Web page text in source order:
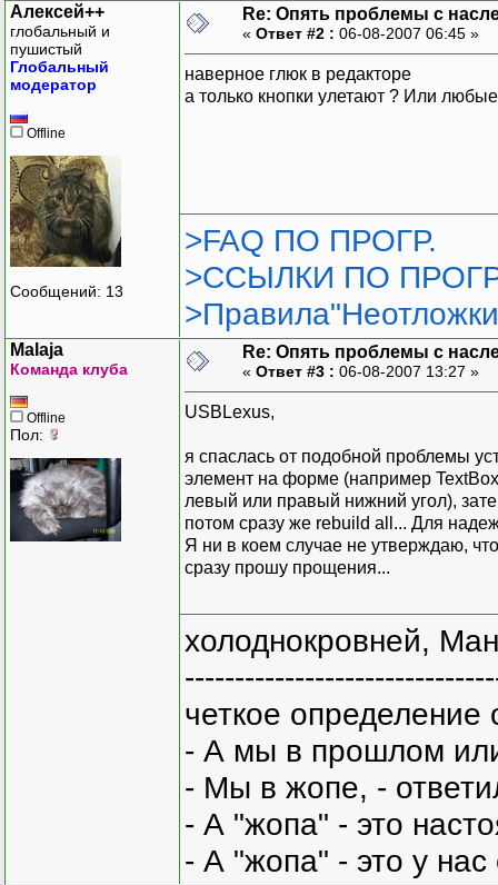
Алексей++
глобальный и
пушистый
Глобальный
модератор
Offline
Сообщений: 13
Re: Опять проблемы с
« Ответ #2 : 06-08-2007 06:45 »
наверное глюк в редакторе
а только кнопки улетают ? Или
>FAQ ПО ПРОГР.
>ССЫЛКИ ПО
Malaja
Команда клуба
Offline
Пол:
Re: Опять проблемы с
« Ответ #3 : 06-08-2007 13:27 »
USBLexus,
я спаслась от подобной проблемы
элемент на форме (например
левый или правый нижний угол),
потом сразу же rebuild all... Для
Я ни в коем случае не утверждаю,
сразу прошу прощения...
холоднокровней,
четкое
- А мы в прошлом
- Мы в жопе, -
- А "жопа" - это
- А "жопа" - это у